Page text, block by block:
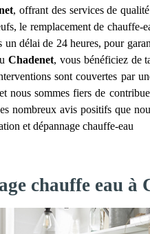
, offrant des services de
le remplacement de chauffe-
délai de 24 heures, pour
Chadenet, vous bénéficiez de
sont couvertes par
sommes fiers de
nombreux avis positifs que
et dépannage chauffe-eau
chauffe eau à